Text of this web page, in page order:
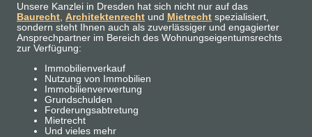
Unsere Kanzlei in Dresden hat sich nicht nur auf das
Baurecht Architektenrecht und Mietrecht spezialisiert,
sondern steht Ihnen auch als zuverlässiger und engagierter
Ansprechpartner im Bereich des Wohnungseigentumsrechts
zur Verfügung:
Immobilienverkauf
Nutzung von Immobilien
Immobilienverwertung
Grundschulden
Forderungsabtretung
Mietrecht
Und vieles mehr